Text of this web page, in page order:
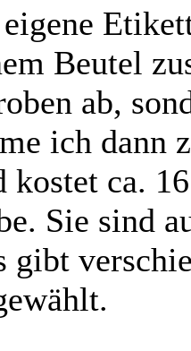
Beutel
ab,
ich dann
ca.
Sie sind
gibt